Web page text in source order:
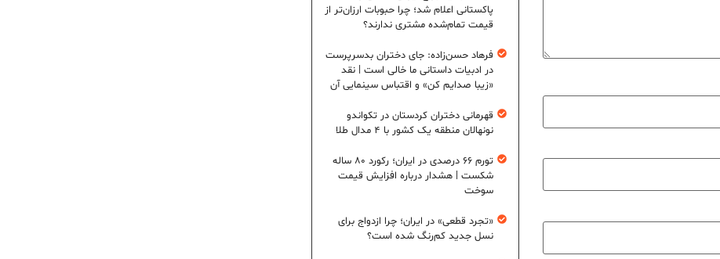
پاکستانی اعلام شد؛ چرا حبوبات ارزان‌تر از
قیمت تمام‌شده مشتری ندارند؟
فرهاد حسن‌زاده: جای دختران بدسرپرست
در ادبیات داستانی ما خالی است | نقد
«زیبا صدایم کن» و اقتباس سینمایی آن
قهرمانی دختران کردستان در تکواندو
نونهالان منطقه یک کشور با ۴ مدال طلا
تورم ۶۶ درصدی در ایران؛ رکورد ۸۰ ساله
شکست | هشدار درباره افزایش قیمت
سوخت
«تجرد قطعی» در ایران؛ چرا ازدواج برای
نسل جدید کم‌رنگ شده است؟